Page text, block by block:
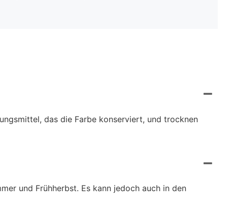
das die Farbe konserviert, und trocknen
und Frühherbst. Es kann jedoch auch in den